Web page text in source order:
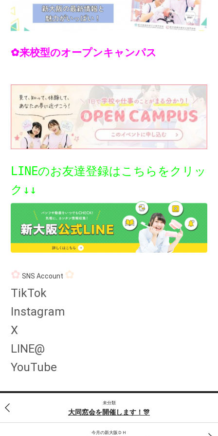
✿来校型のオープンキャンパス
LINEのお友達登録はこちらをクリッ
ク↓↓
✿ SNS Account ✿
TikTok
Instagram
X
LINE@
YouTube
未分類
大同窓会を開催します！🎊
今月の新大阪ＤＨ